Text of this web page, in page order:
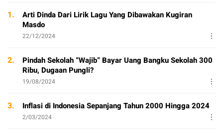
1.
Arti Dinda Dari Lirik Lagu Yang Dibawakan Kugiran
Masdo
22/12/2024
2.
Pindah Sekolah “Wajib” Bayar Uang Bangku Sekolah 300
Ribu, Dugaan Pungli?
19/08/2024
3. Inflasi di Indonesia Sepanjang Tahun 2000 Hingga 2024
2/03/2024